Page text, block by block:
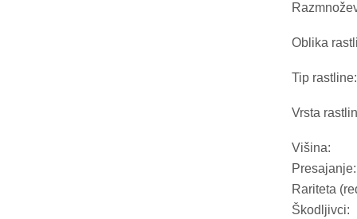
Oblika
Tip rastline:
Vrsta
Višina:
Presajanje:
Rariteta
Škodljivci: